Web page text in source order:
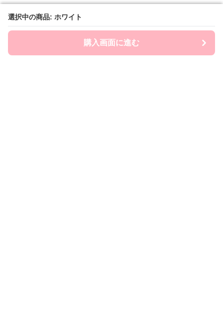
選択中の商品: ホワイト
購入画面に進む
選択中の商品: ホワイト
購入画面に進む